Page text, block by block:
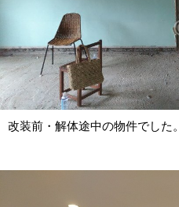
改装前・解体途中の物件でした。